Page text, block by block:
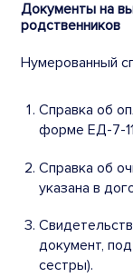
Документы на
родственников
Нумерованный
Справка об
форме ЕД-7-
Справка об
указана в
документ,
сестры).